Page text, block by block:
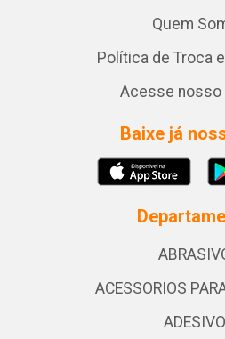
Quem
Política de Troca
Acesse nosso
Baixe já
ACESSORIOS